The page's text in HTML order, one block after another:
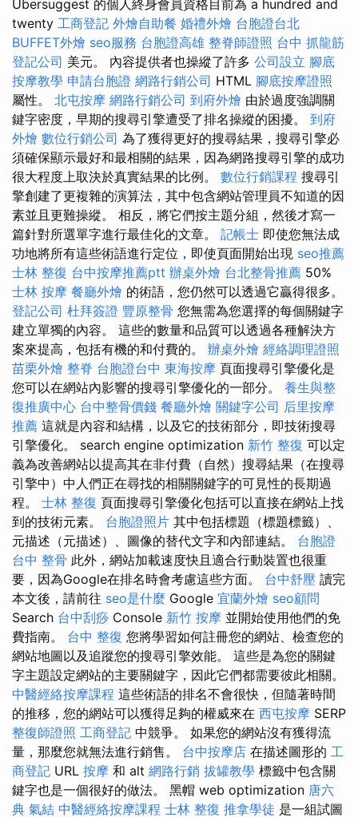
Ubersuggest 的個人終身會員資格目前為 a hundred and
twenty 工商登記 外燴自助餐 婚禮外燴 台胞證台北
BUFFET外燴 seo服務 台胞證高雄 整脊師證照 台中 抓龍筋
登記公司 美元。 內容提供者也操縱了許多 公司設立 腳底
按摩教學 申請台胞證 網路行銷公司 HTML 腳底按摩證照
屬性。 北屯按摩 網路行銷公司 到府外燴 由於過度強調關
鍵字密度，早期的搜尋引擎遭受了排名操縱的困擾。 到府
外燴 數位行銷公司 為了獲得更好的搜尋結果，搜尋引擎必
須確保顯示最好和最相關的結果，因為網路搜尋引擎的成功
很大程度上取決於真實結果的比例。 數位行銷課程 搜尋引
擎創建了更複雜的演算法，其中包含網站管理員不知道的因
素並且更難操縱。 相反，將它們按主題分組，然後才寫一
篇針對所選單字進行最佳化的文章。 記帳士 即使您無法成
功地將所有這些術語進行定位，即使頁面開始出現 seo推薦
士林 整復 台中按摩推薦ptt 辦桌外燴 台北整骨推薦 50%
士林 按摩 餐廳外燴 的術語，您仍然可以透過它贏得很多。
登記公司 杜拜簽證 豐原整骨 您無需為您選擇的每個關鍵字
建立單獨的內容。 這些的數量和品質可以透過各種解決方
案來提高，包括有機的和付費的。 辦桌外燴 經絡調理證照
苗栗外燴 整脊 台胞證台中 東海按摩 頁面搜尋引擎優化是
您可以在網站內影響的搜尋引擎優化的一部分。 養生與整
復推廣中心 台中整骨價錢 餐廳外燴 關鍵字公司 后里按摩
推薦 這就是內容和結構，以及它的技術部分，即技術搜尋
引擎優化。 search engine optimization 新竹 整復 可以定
義為改善網站以提高其在非付費（自然）搜尋結果（在搜尋
引擎中）中人們正在尋找的相關關鍵字的可見性的長期過
程。 士林 整復 頁面搜尋引擎優化包括可以直接在網站上找
到的技術元素。 台胞證照片 其中包括標題（標題標籤）、
元描述（元描述）、圖像的替代文字和內部連結。 台胞證
台中 整骨 此外，網站加載速度快且適合行動裝置也很重
要，因為Google在排名時會考慮這些方面。 台中舒壓 讀完
本文後，請前往 seo是什麼 Google 宜蘭外燴 seo顧問
Search 台中刮痧 Console 新竹 按摩 並開始使用他們的免
費指南。 台中 整復 您將學習如何註冊您的網站、檢查您的
網站地圖以及追蹤您的搜尋引擎效能。 這些是為您的關鍵
字主題設定網站的主要關鍵字，因此它們都需要彼此相關。
中醫經絡按摩課程 這些術語的排名不會很快，但隨著時間
的推移，您的網站可以獲得足夠的權威來在 西屯按摩 SERP
整復師證照 工商登記 中競爭。 如果您的網站沒有獲得流
量，那麼您就無法進行銷售。 台中按摩店 在描述圖形的 工
商登記 URL 按摩 和 alt 網路行銷 拔罐教學 標籤中包含關
鍵字也是一個很好的做法。 黑帽 web optimization 唐六
典 氣結 中醫經絡按摩課程 士林 整復 推拿學徒 是一組試圖